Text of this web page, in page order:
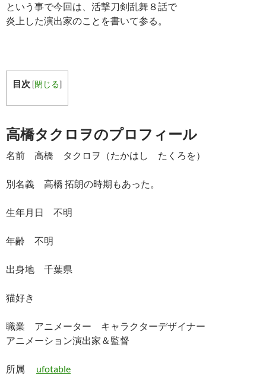
という事で今回は、活撃刀剣乱舞８話で
炎上した演出家のことを書いて参る。
目次 [閉じる]
高橋タクロヲのプロフィール
名前 高橋 タクロヲ（たかはし たくろを）
別名義 高橋 拓朗の時期もあった。
生年月日 不明
年齢 不明
出身地 千葉県
猫好き
職業 アニメーター キャラクターデザイナー
アニメーション演出家＆監督
所属 ufotable